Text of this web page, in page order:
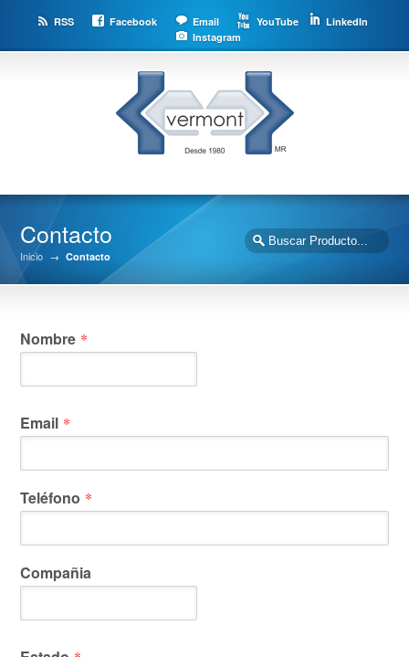
RSS Facebook Email YouTube
LinkedIn
Instagram
Contacto
Inicio → Contacto
Nombre *
Email *
Teléfono *
Compañia